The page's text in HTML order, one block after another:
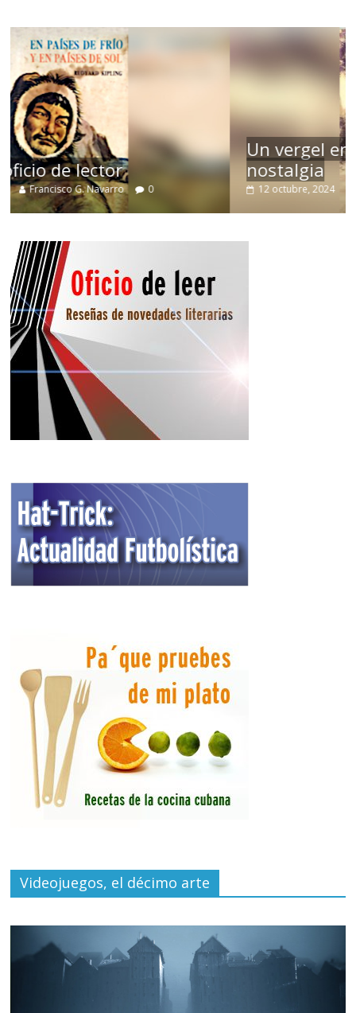
Un vergel en las nieblas de la
nostalgia
12 octubre, 2024 Francisco G. Navarro 0
Videojuegos, el décimo arte